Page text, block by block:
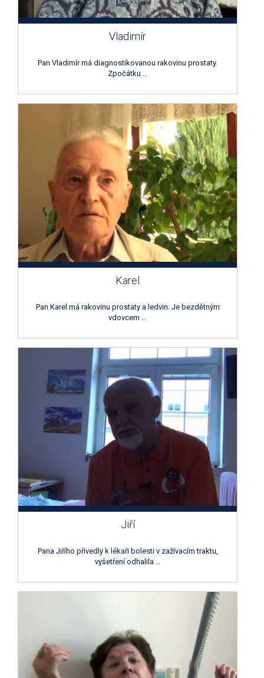
Vladimír
Pan Vladimír má diagnostikovanou rakovinu prostaty.
Zpočátku …
Karel
Pan Karel má rakovinu prostaty a ledvin. Je bezdětným
vdovcem …
Jiří
Pana Jiřího přivedly k lékaři bolesti v zažívacím traktu,
vyšetření odhalila …